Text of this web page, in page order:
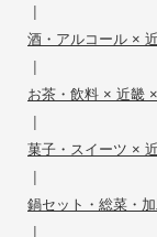
|
酒・アルコール ×
|
お茶・飲料 × 近畿
|
菓子・スイーツ ×
|
鍋セット・総菜・
|